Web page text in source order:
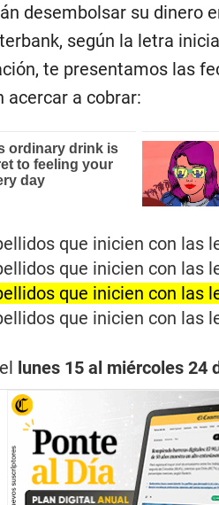
desembolsar su dinero
según la letra
te presentamos las
acercar a cobrar:
que inicien con las
que inicien con las
que inicien con las
que inicien con las
lunes 15 al miércoles 24